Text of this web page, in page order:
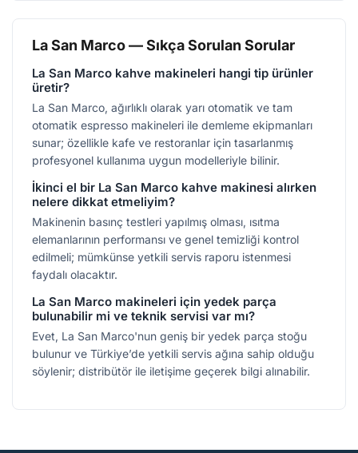
La San Marco — Sıkça Sorulan Sorular
La San Marco kahve makineleri hangi tip ürünler
üretir?
La San Marco, ağırlıklı olarak yarı otomatik ve tam
otomatik espresso makineleri ile demleme ekipmanları
sunar; özellikle kafe ve restoranlar için tasarlanmış
profesyonel kullanıma uygun modelleriyle bilinir.
İkinci el bir La San Marco kahve makinesi alırken
nelere dikkat etmeliyim?
Makinenin basınç testleri yapılmış olması, ısıtma
elemanlarının performansı ve genel temizliği kontrol
edilmeli; mümkünse yetkili servis raporu istenmesi
faydalı olacaktır.
La San Marco makineleri için yedek parça
bulunabilir mi ve teknik servisi var mı?
Evet, La San Marco'nun geniş bir yedek parça stoğu
bulunur ve Türkiye’de yetkili servis ağına sahip olduğu
söylenir; distribütör ile iletişime geçerek bilgi alınabilir.